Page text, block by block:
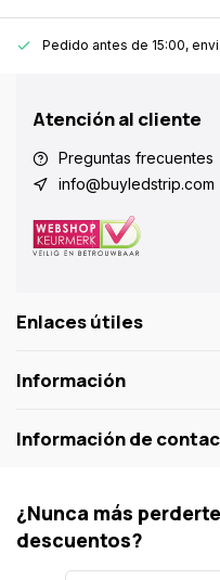
Pedido antes de 15:00,
Atención al cliente
Preguntas frecuentes
info@buyledstrip.com
Enlaces útiles
Información
Información de
¿Nunca más
descuentos?